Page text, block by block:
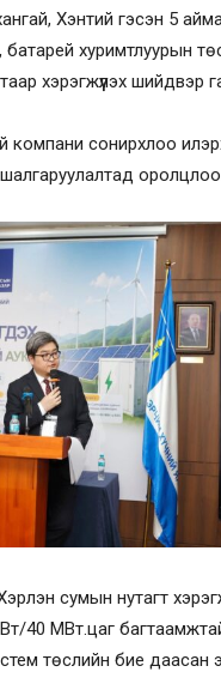
Хэнтий гэсэн 5
батарей хуримтлуурын
хэрэгжүүлэх шийдвэр
компани сонирхлоо
сумын нутагт
40 МВт.цаг
төслийн бие даасан